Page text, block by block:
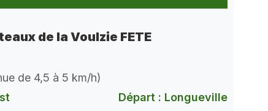
de la Voulzie FETE
de 4,5 à 5 km/h)
Départ : Longueville